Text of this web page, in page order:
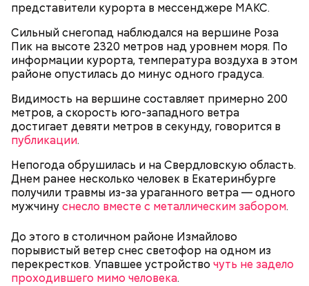
представители курорта в мессенджере МАКС.
Сильный снегопад наблюдался на вершине Роза
Пик на высоте 2320 метров над уровнем моря. По
информации курорта, температура воздуха в этом
районе опустилась до минус одного градуса.
Видимость на вершине составляет примерно 200
метров, а скорость юго-западного ветра
достигает девяти метров в секунду, говорится в
публикации.
Непогода обрушилась и на Свердловскую область.
Днем ранее несколько человек в Екатеринбурге
получили травмы из-за ураганного ветра — одного
мужчинуснесло вместе с металлическим забором.
До этого в столичном районе Измайлово
порывистый ветер снес светофор на одном из
перекрестков. Упавшее устройство чуть не задело
проходившего мимо человека.
Праздник любви